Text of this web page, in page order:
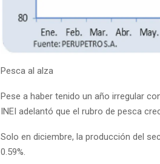
Pesca al alza
Pese a haber tenido un año irregular
INEI adelantó que el rubro de pesca
Solo en diciembre, la producción del
0.59%.